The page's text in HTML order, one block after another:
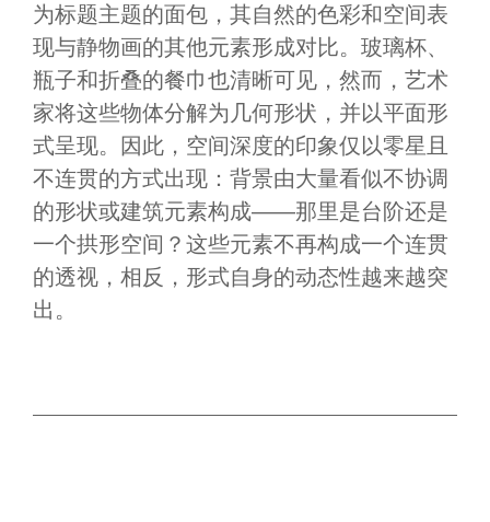
为标题主题的面包，其自然的色彩和空间表
现与静物画的其他元素形成对比。玻璃杯、
瓶子和折叠的餐巾也清晰可见，然而，艺术
家将这些物体分解为几何形状，并以平面形
式呈现。因此，空间深度的印象仅以零星且
不连贯的方式出现：背景由大量看似不协调
的形状或建筑元素构成——那里是台阶还是
一个拱形空间？这些元素不再构成一个连贯
的透视，相反，形式自身的动态性越来越突
出。